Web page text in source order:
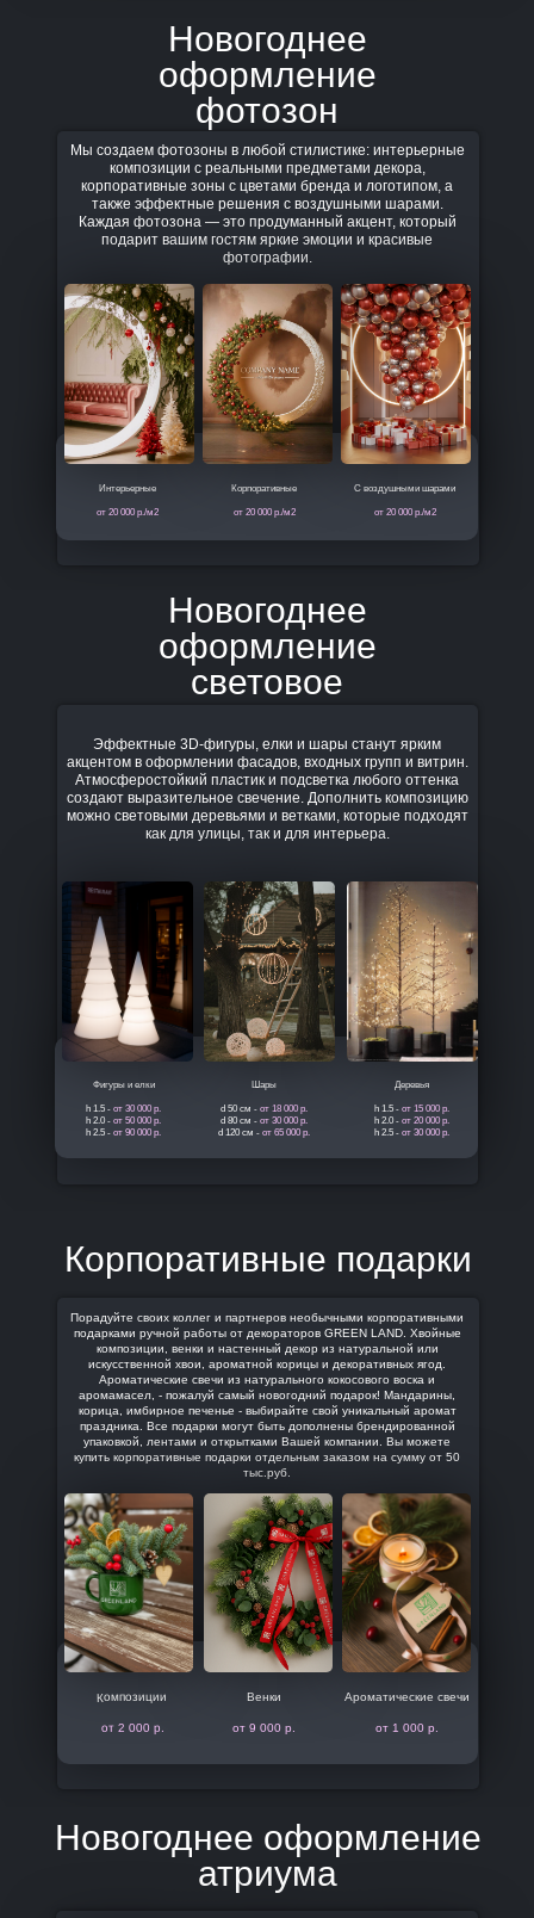
Новогоднее
оформление
фотозон
Мы создаем фотозоны в любой стилистике: интерьерные
композиции с реальными предметами декора,
корпоративные зоны с цветами бренда и логотипом, а
также эффектные решения с воздушными шарами.
Каждая фотозона — это продуманный акцент, который
подарит вашим гостям яркие эмоции и красивые
фотографии.
Интерьерные
от 20 000 р./м2
Корпоративные
от 20 000 р./м2
С воздушными шарами
от 20 000 р./м2
Новогоднее
оформление
световое
Эффектные 3D-фигуры, елки и шары станут ярким
акцентом в оформлении фасадов, входных групп и витрин.
Атмосферостойкий пластик и подсветка любого оттенка
создают выразительное свечение. Дополнить композицию
можно световыми деревьями и ветками, которые подходят
как для улицы, так и для интерьера.
Фигуры и елки
h 1.5 - от 30 000 р.
h 2.0 - от 50 000 р.
h 2.5 - от 90 000 р.
Шары
d 50 см - от 18 000 р.
d 80 см - от 30 000 р.
d 120 см - от 65 000 р.
Деревья
h 1.5 - от 15 000 р.
h 2.0 - от 20 000 р.
h 2.5 - от 30 000 р.
Корпоративные подарки
Порадуйте своих коллег и партнеров необычными корпоративными
подарками ручной работы от декораторов GREEN LAND. Хвойные
композиции, венки и настенный декор из натуральной или
искусственной хвои, ароматной корицы и декоративных ягод.
Ароматические свечи из натурального кокосового воска и
аромамасел, - пожалуй самый новогодний подарок! Мандарины,
корица, имбирное печенье - выбирайте свой уникальный аромат
праздника. Все подарки могут быть дополнены брендированной
упаковкой, лентами и открытками Вашей компании. Вы можете
купить корпоративные подарки отдельным заказом на сумму от 50
тыс.руб.
Композиции
от 2 000 р.
Венки
от 9 000 р.
Ароматические свечи
от 1 000 р.
Новогоднее оформление
атриума